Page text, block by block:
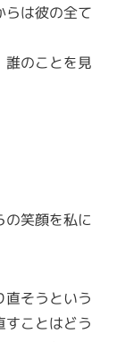
らは彼の全て
誰のことを見
の笑顔を私に
そうという
すことはどう